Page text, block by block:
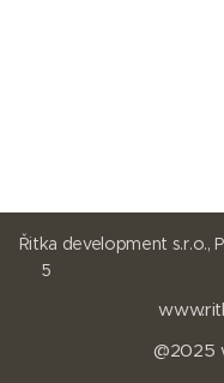
Řitka development s.r.o.,
@2025